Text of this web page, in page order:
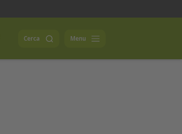
Cerca Menu